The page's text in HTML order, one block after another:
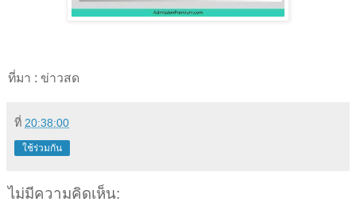
ที่มา : ข่าวสด
ที่ 20:38:00
ใช้ร่วมกัน
ไม่มีความคิดเห็น: